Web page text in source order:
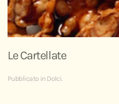
Le Cartellate
Pubblicato in Dolci.